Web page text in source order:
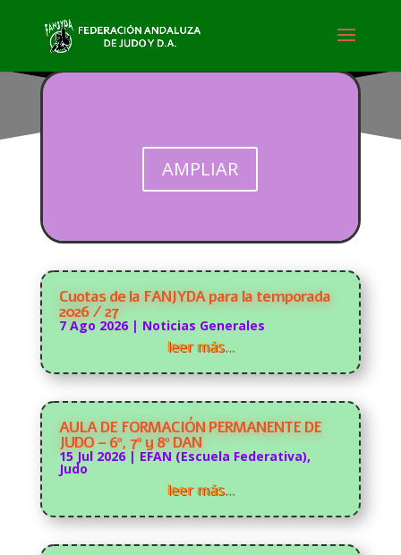
AMPLIAR
Cuotas de la FANJYDA para la temporada
2026 / 27
7 Ago 2026| Noticias Generales
leer más…
AULA DE FORMACIÓN PERMANENTE DE
JUDO – 6º, 7º y 8º DAN
15 Jul 2026| EFAN (Escuela Federativa),
Judo
leer más…